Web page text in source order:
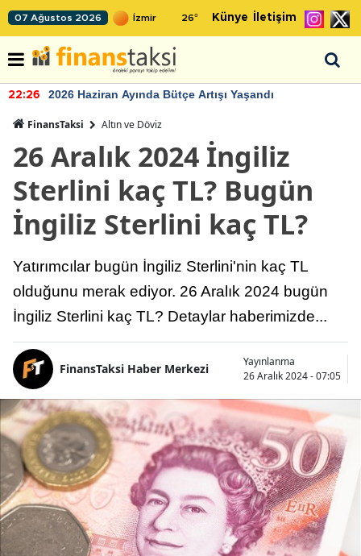
07 Ağustos 2026 26° Künye İletişim
22:26 2026 Haziran Ayında Bütçe Artışı Yaşandı
FinansTaksi Altın ve Döviz
26 Aralık 2024 İngiliz
Sterlini kaç TL? Bugün
İngiliz Sterlini kaç TL?
Yatırımcılar bugün İngiliz Sterlini'nin kaç TL
olduğunu merak ediyor. 26 Aralık 2024 bugün
İngiliz Sterlini kaç TL? Detaylar haberimizde...
FinansTaksi Haber Merkezi
Yayınlanma
26 Aralık 2024 - 07:05